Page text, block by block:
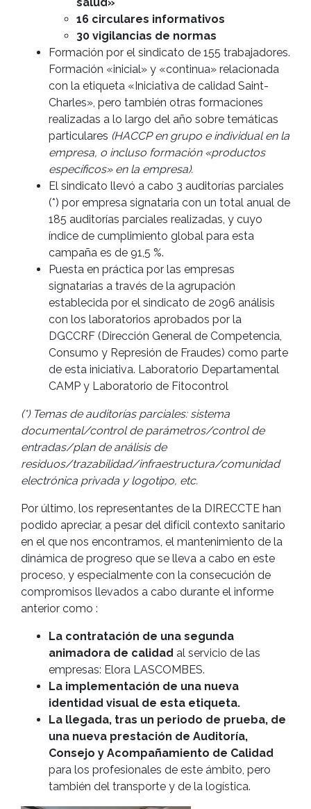
16 circulares informativos
30 vigilancias de normas
Formación por el sindicato de 155 trabajadores.
Formación «inicial» y «continua» relacionada
con la etiqueta «Iniciativa de calidad Saint-
Charles», pero también otras formaciones
realizadas a lo largo del año sobre temáticas
particulares (HACCP en grupo e individual en la
empresa, o incluso formación «productos
específicos» en la empresa).
El sindicato llevó a cabo 3 auditorías parciales
(*) por empresa signataria con un total anual de
185 auditorías parciales realizadas, y cuyo
índice de cumplimiento global para esta
campaña es de 91,5 %.
Puesta en práctica por las empresas
signatarias a través de la agrupación
establecida por el sindicato de 2096 análisis
con los laboratorios aprobados por la
DGCCRF (Dirección General de Competencia,
Consumo y Represión de Fraudes) como parte
de esta iniciativa. Laboratorio Departamental
CAMP y Laboratorio de Fitocontrol
(*) Temas de auditorías parciales: sistema
documental/control de parámetros/control de
entradas/plan de análisis de
residuos/trazabilidad/infraestructura/comunidad
electrónica privada y logotipo, etc.
Por último, los representantes de la DIRECCTE han
podido apreciar, a pesar del difícil contexto sanitario
en el que nos encontramos, el mantenimiento de la
dinámica de progreso que se lleva a cabo en este
proceso, y especialmente con la consecución de
compromisos llevados a cabo durante el informe
anterior como :
La contratación de una segunda
animadora de calidad al servicio de las
empresas: Elora LASCOMBES.
La implementación de una nueva
identidad visual de esta etiqueta.
La llegada, tras un periodo de prueba, de
una nueva prestación de Auditoría,
Consejo y Acompañamiento de Calidad
para los profesionales de este ámbito, pero
también del transporte y de la logística.